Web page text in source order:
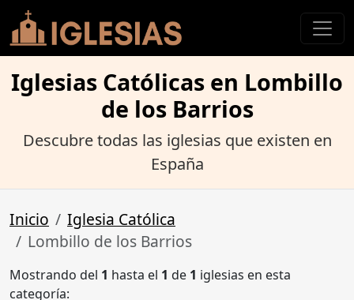
Iglesias Católicas en Lombillo
de los Barrios
Descubre todas las iglesias que existen en
España
Inicio
Iglesia Católica
Lombillo de los Barrios
Mostrando del 1 hasta el 1 de 1 iglesias en esta
categoría: